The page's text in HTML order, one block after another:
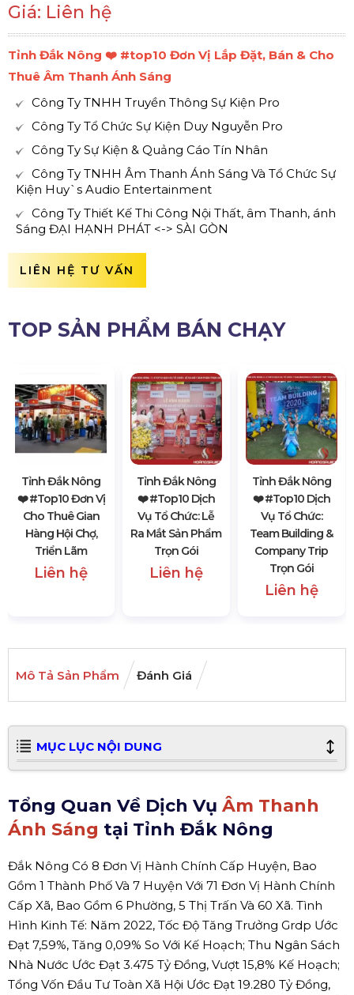
Giá: Liên hệ
Tỉnh Đắk Nông ❤️️ #top10 Đơn Vị Lắp Đặt, Bán & Cho
Thuê Âm Thanh Ánh Sáng
Công Ty TNHH Truyền Thông Sự Kiện Pro
Công Ty Tổ Chức Sự Kiện Duy Nguyễn Pro
Công Ty Sự Kiện & Quảng Cáo Tín Nhân
Công Ty TNHH Âm Thanh Ánh Sáng Và Tổ Chức Sự
Kiện Huy`s Audio Entertainment
Công Ty Thiết Kế Thi Công Nội Thất, âm Thanh, ánh
Sáng ĐẠI HẠNH PHÁT <-> SÀI GÒN
LIÊN HỆ TƯ VẤN
TOP SẢN PHẨM BÁN CHẠY
Tỉnh Đắk Nông
❤️️ #top10 Đơn Vị
Cho Thuê Gian
Hàng Hội Chợ,
Triển Lãm
Liên hệ
Tỉnh Đắk Nông
❤️️ #top10 Dịch
Vụ Tổ Chức: Lễ
Ra Mắt Sản Phẩm
Trọn Gói
Liên hệ
Tỉnh Đắk Nông
❤️️ #top10 Dịch
Vụ Tổ Chức:
Team Building &
Company Trip
Trọn Gói
Liên hệ
Mô Tả Sản Phẩm Đánh Giá
MỤC LỤC NỘI DUNG
Tổng Quan Về Dịch Vụ Âm Thanh
Ánh Sáng tại Tỉnh Đắk Nông
Đắk Nông Có 8 Đơn Vị Hành Chính Cấp Huyện, Bao
Gồm 1 Thành Phố Và 7 Huyện Với 71 Đơn Vị Hành Chính
Cấp Xã, Bao Gồm 6 Phường, 5 Thị Trấn Và 60 Xã. Tình
Hình Kinh Tế: Năm 2022, Tốc Độ Tăng Trưởng Grdp Ước
Đạt 7,59%, Tăng 0,09% So Với Kế Hoạch; Thu Ngân Sách
Nhà Nước Ước Đạt 3.475 Tỷ Đồng, Vượt 15,8% Kế Hoạch;
Tổng Vốn Đầu Tư Toàn Xã Hội Ước Đạt 19.280 Tỷ Đồng,